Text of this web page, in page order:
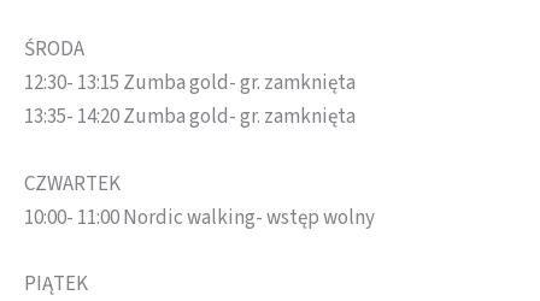
ŚRODA
12:30- 13:15 Zumba gold- gr. zamknięta
13:35- 14:20 Zumba gold- gr. zamknięta
CZWARTEK
10:00- 11:00 Nordic walking- wstęp wolny
PIĄTEK